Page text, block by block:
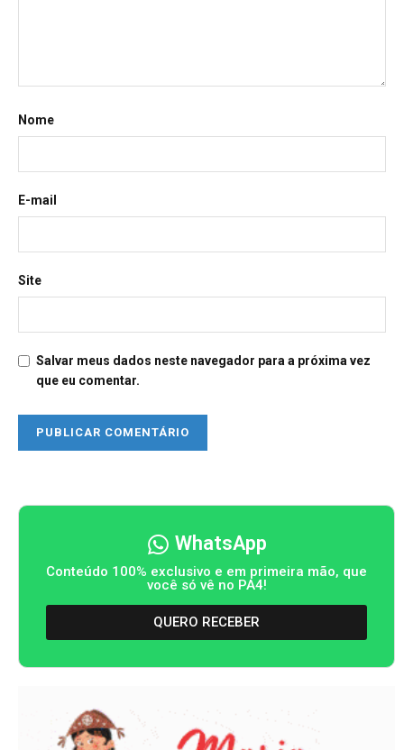
Nome
E-mail
Site
Salvar meus dados neste navegador para a próxima vez
que eu comentar.
WhatsApp
Conteúdo 100% exclusivo e em primeira mão, que
você só vê no PA4!
QUERO RECEBER